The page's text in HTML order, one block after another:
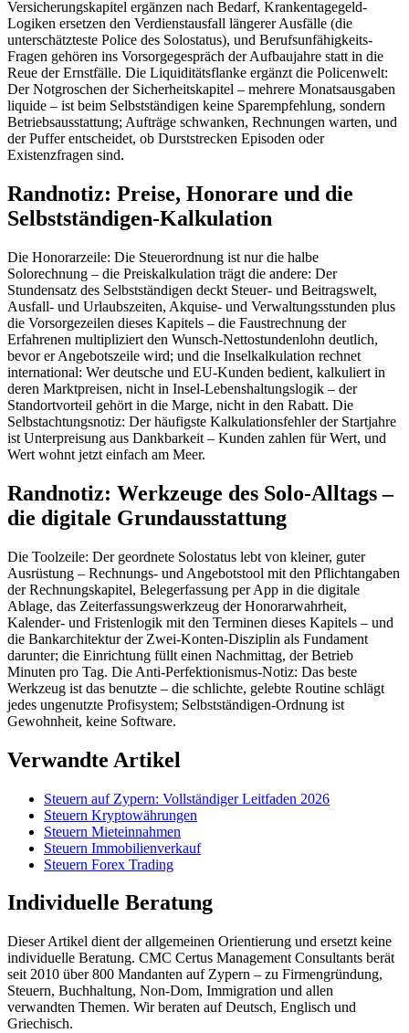
Versicherungskapitel ergänzen nach Bedarf, Krankentagegeld-
Logiken ersetzen den Verdienstausfall längerer Ausfälle (die
unterschätzteste Police des Solostatus), und Berufsunfähigkeits-
Fragen gehören ins Vorsorgegespräch der Aufbaujahre statt in die
Reue der Ernstfälle. Die Liquiditätsflanke ergänzt die Policenwelt:
Der Notgroschen der Sicherheitskapitel – mehrere Monatsausgaben
liquide – ist beim Selbstständigen keine Sparempfehlung, sondern
Betriebsausstattung; Aufträge schwanken, Rechnungen warten, und
der Puffer entscheidet, ob Durststrecken Episoden oder
Existenzfragen sind.
Randnotiz: Preise, Honorare und die
Selbstständigen-Kalkulation
Die Honorarzeile: Die Steuerordnung ist nur die halbe
Solorechnung – die Preiskalkulation trägt die andere: Der
Stundensatz des Selbstständigen deckt Steuer- und Beitragswelt,
Ausfall- und Urlaubszeiten, Akquise- und Verwaltungsstunden plus
die Vorsorgezeilen dieses Kapitels – die Faustrechnung der
Erfahrenen multipliziert den Wunsch-Nettostundenlohn deutlich,
bevor er Angebotszeile wird; und die Inselkalkulation rechnet
international: Wer deutsche und EU-Kunden bedient, kalkuliert in
deren Marktpreisen, nicht in Insel-Lebenshaltungslogik – der
Standortvorteil gehört in die Marge, nicht in den Rabatt. Die
Selbstachtungsnotiz: Der häufigste Kalkulationsfehler der Startjahre
ist Unterpreisung aus Dankbarkeit – Kunden zahlen für Wert, und
Wert wohnt jetzt einfach am Meer.
Randnotiz: Werkzeuge des Solo-Alltags –
die digitale Grundausstattung
Die Toolzeile: Der geordnete Solostatus lebt von kleiner, guter
Ausrüstung – Rechnungs- und Angebotstool mit den Pflichtangaben
der Rechnungskapitel, Belegerfassung per App in die digitale
Ablage, das Zeiterfassungswerkzeug der Honorarwahrheit,
Kalender- und Fristenlogik mit den Terminen dieses Kapitels – und
die Bankarchitektur der Zwei-Konten-Disziplin als Fundament
darunter; die Einrichtung füllt einen Nachmittag, der Betrieb
Minuten pro Tag. Die Anti-Perfektionismus-Notiz: Das beste
Werkzeug ist das benutzte – die schlichte, gelebte Routine schlägt
jedes ungenutzte Profisystem; Selbstständigen-Ordnung ist
Gewohnheit, keine Software.
Verwandte Artikel
Steuern auf Zypern: Vollständiger Leitfaden 2026
Steuern Kryptowährungen
Steuern Mieteinnahmen
Steuern Immobilienverkauf
Steuern Forex Trading
Individuelle Beratung
Dieser Artikel dient der allgemeinen Orientierung und ersetzt keine
individuelle Beratung. CMC Certus Management Consultants berät
seit 2010 über 800 Mandanten auf Zypern – zu Firmengründung,
Steuern, Buchhaltung, Non-Dom, Immigration und allen
verwandten Themen. Wir beraten auf Deutsch, Englisch und
Griechisch.